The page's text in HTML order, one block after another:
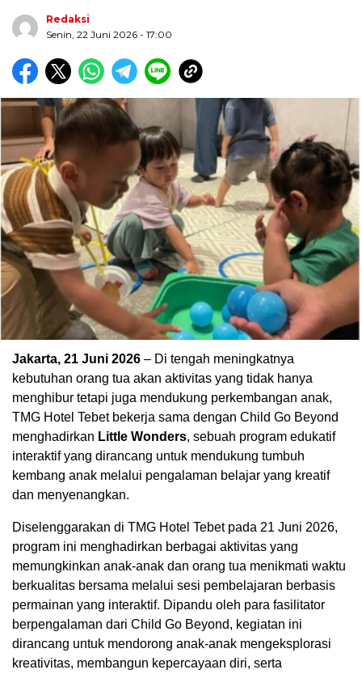
Redaksi
Senin, 22 Juni 2026 - 17:00
Jakarta, 21 Juni 2026 – Di tengah meningkatnya
kebutuhan orang tua akan aktivitas yang tidak hanya
menghibur tetapi juga mendukung perkembangan anak,
TMG Hotel Tebet bekerja sama dengan Child Go Beyond
menghadirkan Little Wonders, sebuah program edukatif
interaktif yang dirancang untuk mendukung tumbuh
kembang anak melalui pengalaman belajar yang kreatif
dan menyenangkan.
Diselenggarakan di TMG Hotel Tebet pada 21 Juni 2026,
program ini menghadirkan berbagai aktivitas yang
memungkinkan anak-anak dan orang tua menikmati waktu
berkualitas bersama melalui sesi pembelajaran berbasis
permainan yang interaktif. Dipandu oleh para fasilitator
berpengalaman dari Child Go Beyond, kegiatan ini
dirancang untuk mendorong anak-anak mengeksplorasi
kreativitas, membangun kepercayaan diri, serta